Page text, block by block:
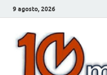
9 agosto, 2026